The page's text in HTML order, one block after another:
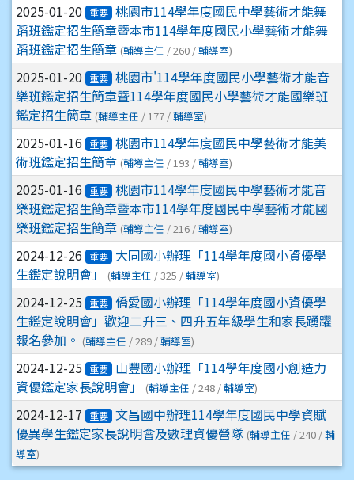
2025-01-20 重要 桃園市114學年度國民中學藝術才能舞
蹈班鑑定招生簡章暨本市114學年度國民小學藝術才能舞
蹈班鑑定招生簡章 (輔導主任 / 260 /輔導室)
2025-01-20 重要 桃園市'114學年度國民小學藝術才能音
樂班鑑定招生簡章暨114學年度國民小學藝術才能國樂班
鑑定招生簡章 (輔導主任 / 177 /輔導室)
2025-01-16 重要 桃園市114學年度國民中學藝術才能美
術班鑑定招生簡章 (輔導主任 / 193 /輔導室)
2025-01-16 重要 桃園市114學年度國民中學藝術才能音
樂班鑑定招生簡章暨本市114學年度國民中學藝術才能國
樂班鑑定招生簡章 (輔導主任 / 216 /輔導室)
2024-12-26 重要
大同國小辦理「114學年度國小資優學
生鑑定說明會」
(輔導主任 / 325 /輔導室)
2024-12-25 重要 僑愛國小辦理「114學年度國小資優學
生鑑定說明會」歡迎二升三、四升五年級學生和家長踴躍
報名參加。 (輔導主任 / 289 /輔導室)
2024-12-25 重要
山豐國小辦理「114學年度國小創造力
資優鑑定家長說明會」
(輔導主任 / 248 /輔導室)
2024-12-17 重要 文昌國中辦理114學年度國民中學資賦
優異學生鑑定家長說明會及數理資優營隊 (輔導主任 / 240 /輔
導室)